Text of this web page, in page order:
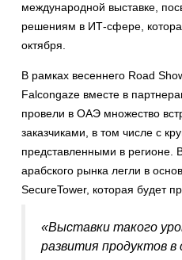
международной выставке,
решениям в ИТ-сфере,
октября.
В рамках весеннего Road
Falcongaze вместе в
провели в ОАЭ множество
заказчиками, в том числе с
представленными в регионе.
арабского рынка легли в
SecureTower, которая будет
«Выставки такого
развития продуктов в